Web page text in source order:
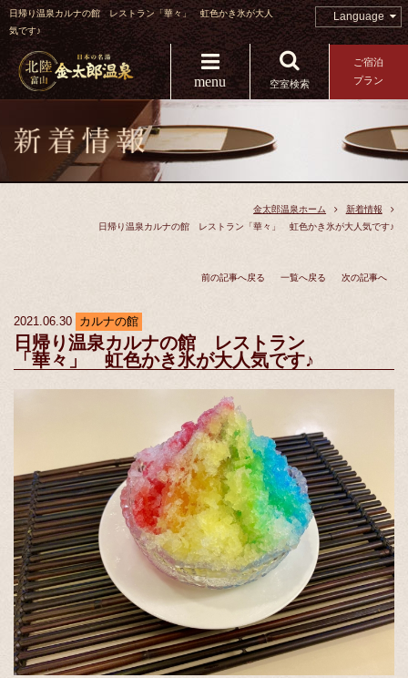
日帰り温泉カルナの館 レストラン「華々」 虹色かき氷が大人
気です♪
Language
menu 空室検索
ご宿泊
プラン
金太郎温泉ホーム
新着情報
日帰り温泉カルナの館 レストラン「華々」 虹色かき氷が大人気です♪
前の記事へ戻る 一覧へ戻る 次の記事へ
2021.06.30 カルナの館
日帰り温泉カルナの館 レストラン
「華々」 虹色かき氷が大人気です♪